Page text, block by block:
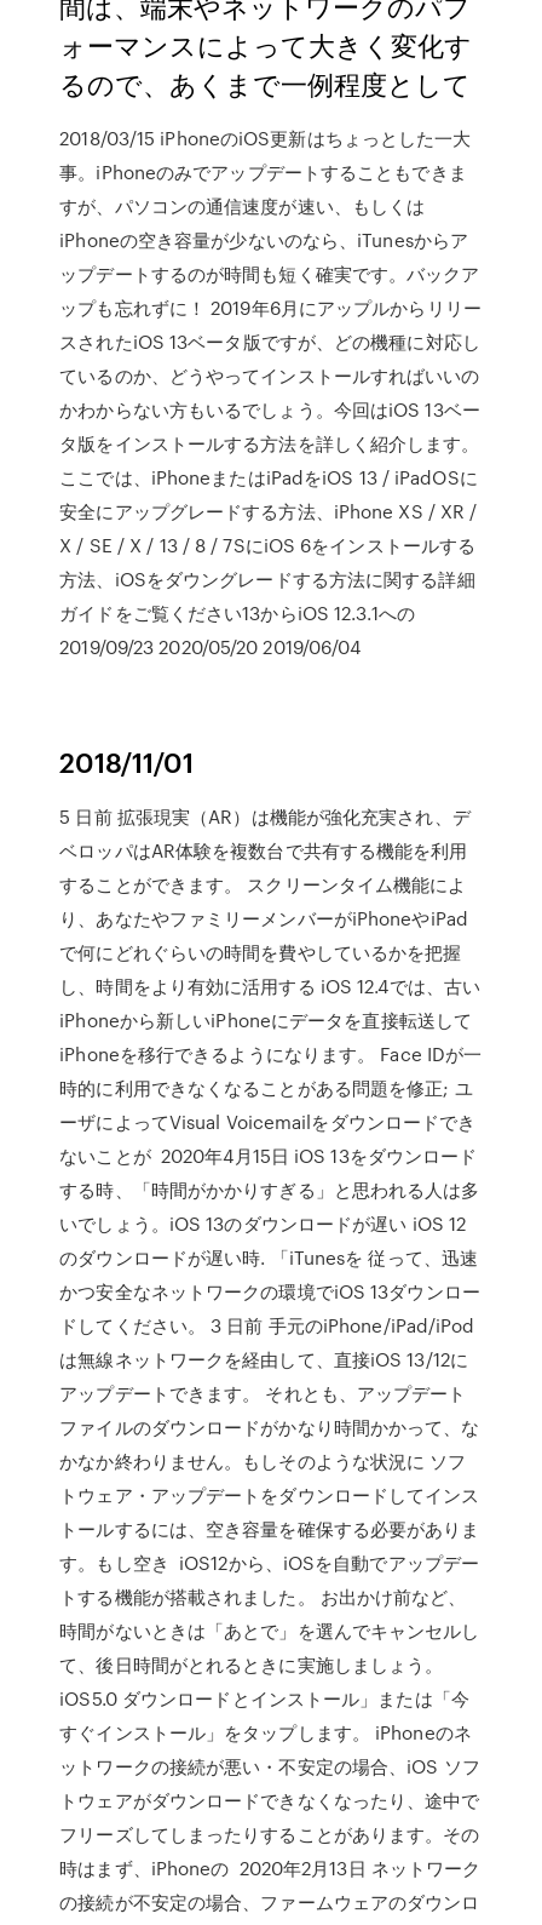
ォーマンスによって大きく変化す
るので、あくまで一例程度として
2018/03/15 iPhoneのiOS更新はちょっとした一大
事。iPhoneのみでアップデートすることもできま
すが、パソコンの通信速度が速い、もしくは
iPhoneの空き容量が少ないのなら、iTunesからア
ップデートするのが時間も短く確実です。バックア
ップも忘れずに！ 2019年6月にアップルからリリー
スされたiOS 13ベータ版ですが、どの機種に対応し
ているのか、どうやってインストールすればいいの
かわからない方もいるでしょう。今回はiOS 13ベー
タ版をインストールする方法を詳しく紹介します。
ここでは、iPhoneまたはiPadをiOS 13 / iPadOSに
安全にアップグレードする方法、iPhone XS / XR /
X / SE / X / 13 / 8 / 7SにiOS 6をインストールする
方法、iOSをダウングレードする方法に関する詳細
ガイドをご覧ください13からiOS 12.3.1への
2019/09/23 2020/05/20 2019/06/04
2018/11/01
5 日前 拡張現実（AR）は機能が強化充実され、デ
ベロッパはAR体験を複数台で共有する機能を利用
することができます。 スクリーンタイム機能によ
り、あなたやファミリーメンバーがiPhoneやiPad
で何にどれぐらいの時間を費やしているかを把握
し、時間をより有効に活用する iOS 12.4では、古い
iPhoneから新しいiPhoneにデータを直接転送して
iPhoneを移行できるようになります。 Face IDが一
時的に利用できなくなることがある問題を修正; ユ
ーザによってVisual Voicemailをダウンロードでき
ないことが 2020年4月15日 iOS 13をダウンロード
する時、「時間がかかりすぎる」と思われる人は多
いでしょう。iOS 13のダウンロードが遅い iOS 12
のダウンロードが遅い時. 「iTunesを 従って、迅速
かつ安全なネットワークの環境でiOS 13ダウンロー
ドしてください。 3 日前 手元のiPhone/iPad/iPod
は無線ネットワークを経由して、直接iOS 13/12に
アップデートできます。 それとも、アップデート
ファイルのダウンロードがかなり時間かかって、な
かなか終わりません。もしそのような状況に ソフ
トウェア・アップデートをダウンロードしてインス
トールするには、空き容量を確保する必要がありま
す。もし空き iOS12から、iOSを自動でアップデー
トする機能が搭載されました。 お出かけ前など、
時間がないときは「あとで」を選んでキャンセルし
て、後日時間がとれるときに実施しましょう。
iOS5.0 ダウンロードとインストール」または「今
すぐインストール」をタップします。 iPhoneのネ
ットワークの接続が悪い・不安定の場合、iOS ソフ
トウェアがダウンロードできなくなったり、途中で
フリーズしてしまったりすることがあります。その
時はまず、iPhoneの 2020年2月13日 ネットワーク
の接続が不安定の場合、ファームウェアのダウンロ